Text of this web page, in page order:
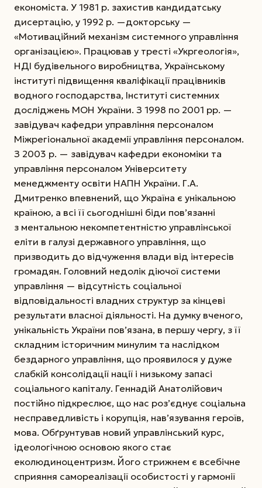
економіста. У 1981 р. захистив кандидатську
дисертацію, у 1992 р. —докторську —
«Мотиваційний механізм системного управління
організацією». Працював у тресті «Укр­геологія»,
НДІ будівельного виробництва, Українському
інституті підвищення кваліфікації працівників
водного господарства, Інституті системних
досліджень МОН України. З 1998 по 2001 рр. —
завідувач кафедри управління персоналом
Міжрегіональної академії управління персоналом.
З 2003 р. — завідувач кафедри економіки та
управління персоналом Університету
менеджменту освіти НАПН України. Г.А.
Дмитренко впевнений, що Україна є унікальною
країною, а всі її сьогоднішні біди пов’язанні
з ментальною некомпетентністю управлінської
еліти в галузі державного управління, що
призводить до відчуження влади від інтересів
громадян. Головний недолік діючої системи
управління — відсутність соціальної
відповідальності владних структур за кінцеві
результати власної діяльності. На думку вченого,
унікальність України пов’я­зана, в першу чергу, з її
складним історичним минулим та наслідком
бездарного управління, що проявилося у дуже
слабкій консолідації нації і низькому запасі
соціального капіталу. Геннадій Анатолійович
постійно підкреслює, що нас роз’єднує соціальна
несправедливість і корупція, нав’язування героїв,
мова. Обґрунтував новий управлінський курс,
ідеологічною основою якого стає
еколюдиноцентризм. Його стрижнем є всебічне
сприяння самореалізації особистості у гармонії